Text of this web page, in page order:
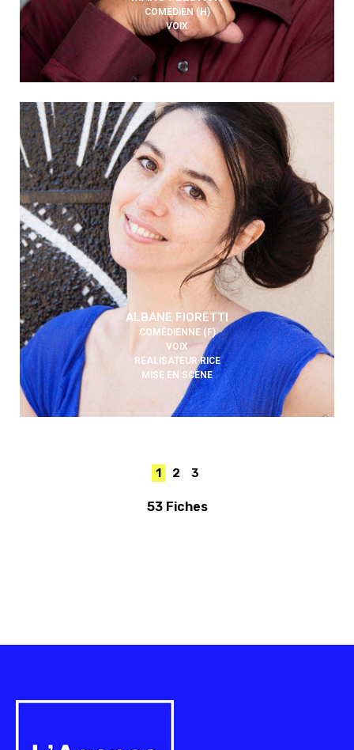
COMÉDIEN (H)
VOIX
ALBANE FIORETTI
COMÉDIENNE (F)
VOIX
RÉALISATEUR·RICE
MISE EN SCÈNE
1 2 3
53 Fiches